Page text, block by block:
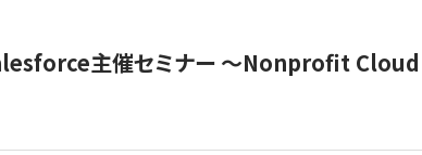
主催セミナー 〜Nonprofit